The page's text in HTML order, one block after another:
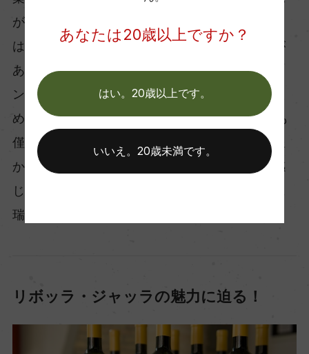
が豊かで長い余韻が楽しめます。さらに驚くべき
はその熟成のポテンシャルです。高いミネラルが
あるため、20-30年は熟成する素晴らしい白ワイ
ンです。ワイナリーではポテンシャルの研究のた
めプライベートストックとして90年代のワインも
僅かに残しています。数十年経ったワインでも豊
かな果実味、美しい酸、ミネラルがしっかりと感
じられます。まるで時が止まったかの如く非常に
瑞々しさを保ったワインです。
リボッラ・ジャッラの魅力に迫る！
あなたは20歳以上ですか？
はい。20歳以上です。
いいえ。20歳未満です。